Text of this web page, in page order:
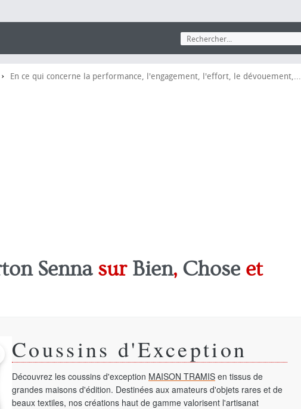
› En ce qui concerne la performance, l'engagement, l'effort, le dévouement,...
Sennasur Bien, Chose et
Coussins d'Exception
Découvrez les coussins d'exception MAISON TRAMIS en tissus de
grandes maisons d'édition. Destinées aux amateurs d'objets rares et de
beaux textiles, nos créations haut de gamme valorisent l'artisanat